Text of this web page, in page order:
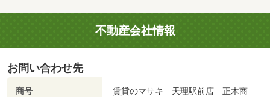
不動産会社情報
お問い合わせ先
商号
賃貸のマサキ 天理駅前店 正木商